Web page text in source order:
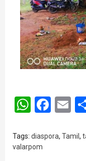
Tags: diaspora, Tamil,
valarpom